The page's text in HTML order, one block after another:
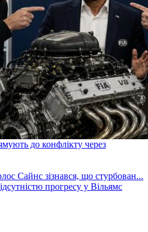
до конфлікту через
прогресу у Вільямс